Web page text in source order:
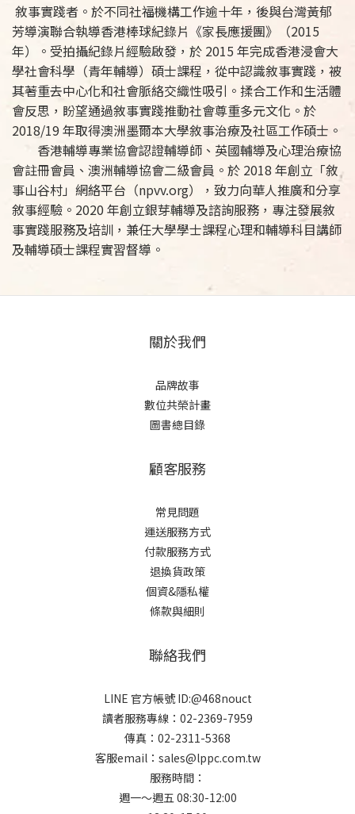
敘事實踐者。於不同社福機構工作逾十年，後與台灣黃郁
芳導演聯合執導香港棒球紀錄片《家長應援團》（2015
年）。受拍攝紀錄片經驗啟發，於 2015 年完成香港浸會大
學社會科學（青年輔導）碩士課程，從中認識敘事實踐，被
其著重去中心化和社會脈絡交織性吸引。揉合工作和生活體
會反思，盼望通過敘事實踐推動社會尊重多元文化。於
2018/19 年取得澳洲墨爾本大學敘事治療及社區工作碩士。
香港輔導專業協會認證輔導師、英國輔導及心理治療協
會註冊會員、澳洲輔導協會二級會員。於 2018 年創立「敘
事山谷村」網絡平台（npvv.org），致力向華人推廣和分享
敘事經驗。2020 年創立銀芽輔導及諮詢服務，專注發展敘
事實踐服務及培訓，兼任大學學士課程心理和輔導科目講師
及輔導碩士課程實習督導。
關於我們
品牌故事
數位共榮計畫
圖書總目錄
顧客服務
常見問題
運送服務方式
付款服務方式
退換貨政策
個資&隱私權
條款與細則
聯絡我們
LINE 官方帳號 ID:@468nouct
讀者服務專線：02-2369-7959
傳真：02-2311-5368
客服email：sales@lppc.com.tw
服務時間：
週一～週五 08:30-12:00